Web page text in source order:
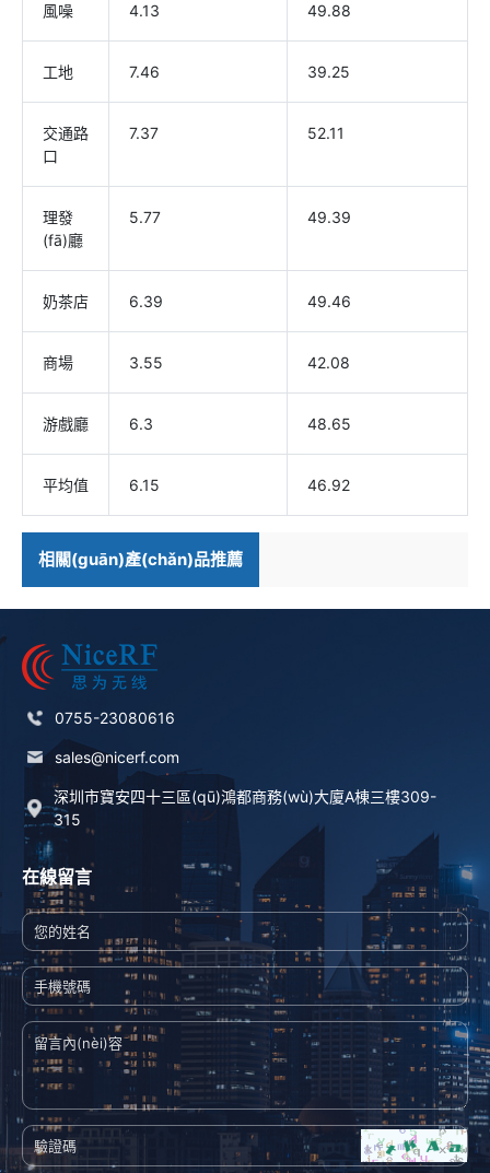
風噪 4.13 49.88
工地 7.46 39.25
交通路
口
7.37 52.11
理發
(fā)廳
5.77 49.39
奶茶店 6.39 49.46
商場 3.55 42.08
游戲廳 6.3 48.65
平均值 6.15 46.92
相關(guān)產(chǎn)品推薦
0755-23080616
sales@nicerf.com
深圳市寶安四十三區(qū)鴻都商務(wù)大廈A棟三樓309-
315
在線留言